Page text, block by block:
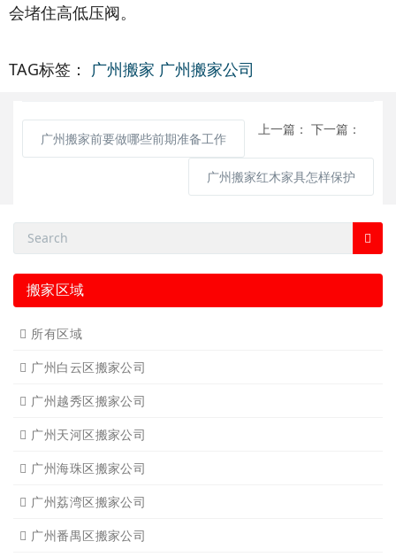
会堵住高低压阀。
TAG标签： 广州搬家 广州搬家公司
上一篇：
广州搬家前要做哪些前期准备工作
下一篇：
广州搬家红木家具怎样保护
搬家区域
所有区域
广州白云区搬家公司
广州越秀区搬家公司
广州天河区搬家公司
广州海珠区搬家公司
广州荔湾区搬家公司
广州番禺区搬家公司